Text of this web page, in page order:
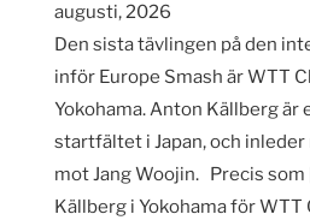
augusti, 2026
Den sista tävlingen på den
inför Europe Smash är WTT
Yokohama. Anton Källberg är
startfältet i Japan, och
mot Jang Woojin. Precis
Källberg i Yokohama för